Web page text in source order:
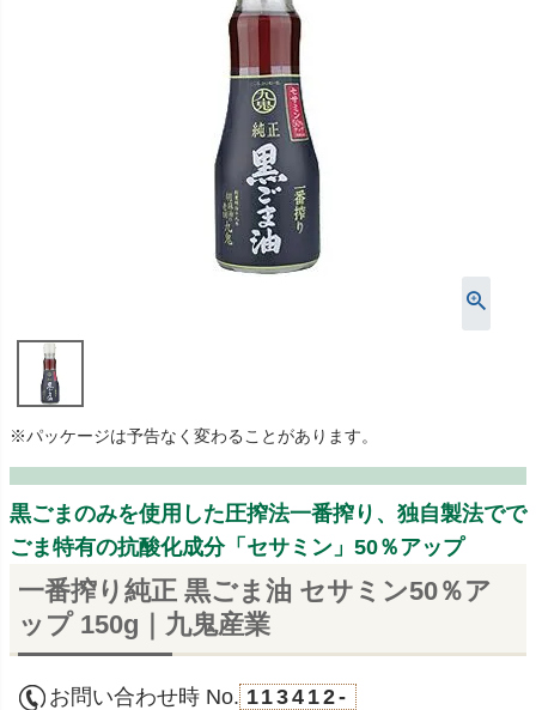
※パッケージは予告なく変わることがあります。
黒ごまのみを使用した圧搾法一番搾り、独自製法でで
ごま特有の抗酸化成分「セサミン」50％アップ
一番搾り純正 黒ごま油 セサミン50％ア
ップ 150g｜九鬼産業
お問い合わせ時 No. 113412-